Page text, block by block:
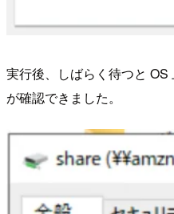
実行後、しばらく待つと
が確認できました。